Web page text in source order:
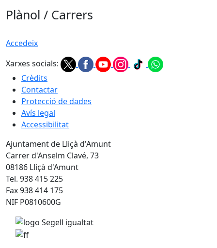
Plànol / Carrers
Accedeix
Xarxes socials:
Crèdits
Contactar
Protecció de dades
Avís legal
Accessibilitat
Ajuntament de Lliçà d'Amunt
Carrer d'Anselm Clavé, 73
08186 Lliçà d'Amunt
Tel. 938 415 225
Fax 938 414 175
NIF P0810600G